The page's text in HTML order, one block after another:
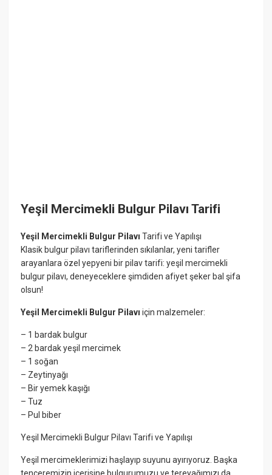
Yeşil Mercimekli Bulgur Pilavı Tarifi
Yeşil Mercimekli Bulgur Pilavı Tarifi ve Yapılışı
Klasik bulgur pilavı tariflerinden sıkılanlar, yeni tarifler
arayanlara özel yepyeni bir pilav tarifi: yeşil mercimekli
bulgur pilavı, deneyeceklere şimdiden afiyet şeker bal şifa
olsun!
Yeşil Mercimekli Bulgur Pilavı için malzemeler:
– 1 bardak bulgur
– 2 bardak yeşil mercimek
– 1 soğan
– Zeytinyağı
– Bir yemek kaşığı
– Tuz
– Pul biber
Yeşil Mercimekli Bulgur Pilavı Tarifi ve Yapılışı
Yeşil mercimeklerimizi haşlayıp suyunu ayırıyoruz. Başka